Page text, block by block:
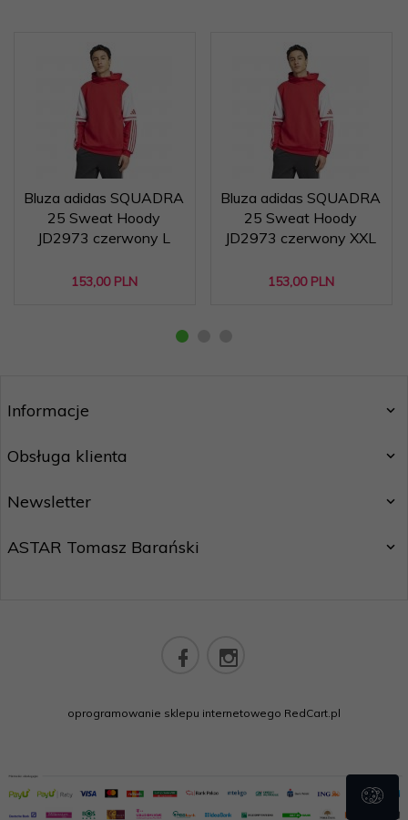
Bluza adidas SQUADRA
25 Sweat Hoody
JD2973 czerwony L
153,00 PLN
Bluza adidas SQUADRA
25 Sweat Hoody
JD2973 czerwony XXL
153,00 PLN
Informacje
Obsługa klienta
Newsletter
ASTAR Tomasz Barański
oprogramowanie sklepu internetowego RedCart.pl